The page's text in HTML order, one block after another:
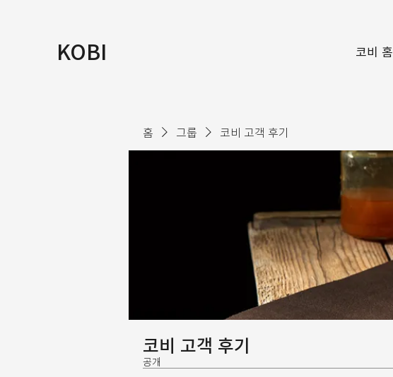
KOBI 코비 홈
홈 그룹 코비 고객 후기
코비 고객 후기
공개